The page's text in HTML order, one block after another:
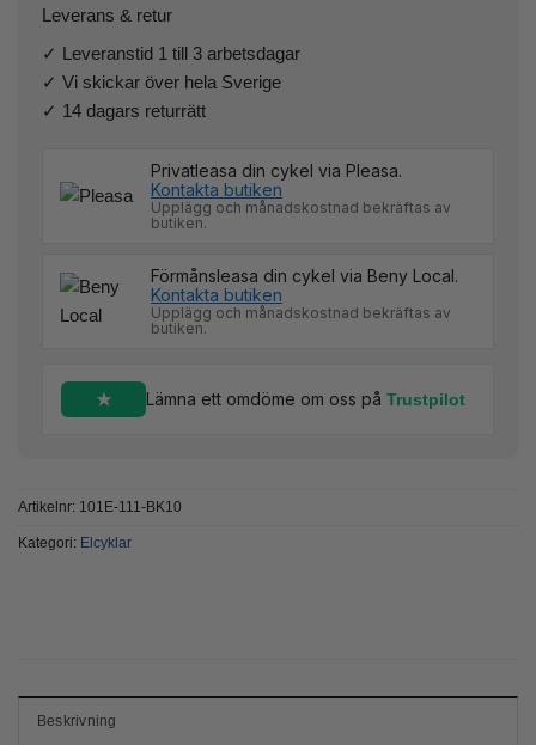
Leverans & retur
✓ Leveranstid 1 till 3 arbetsdagar
✓ Vi skickar över hela Sverige
✓ 14 dagars returrätt
Privatleasa din cykel via Pleasa.
Kontakta butiken
Upplägg och månadskostnad bekräftas av
butiken.
Förmånsleasa din cykel via Beny Local.
Kontakta butiken
Upplägg och månadskostnad bekräftas av
butiken.
Lämna ett omdöme om oss på Trustpilot
Artikelnr: 101E-111-BK10
Kategori: Elcyklar
Beskrivning